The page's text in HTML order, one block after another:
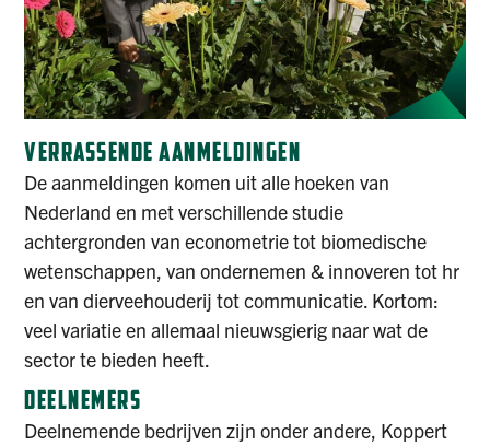
VERRASSENDE AANMELDINGEN
De aanmeldingen komen uit alle hoeken van
Nederland en met verschillende studie
achtergronden van econometrie tot biomedische
wetenschappen, van ondernemen & innoveren tot hr
en van dierveehouderij tot communicatie. Kortom:
veel variatie en allemaal nieuwsgierig naar wat de
sector te bieden heeft.
DEELNEMERS
Deelnemende bedrijven zijn onder andere, Koppert